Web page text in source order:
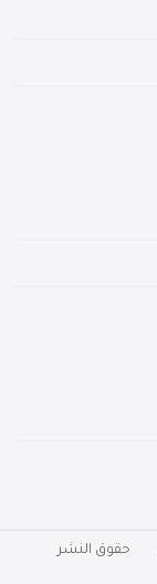
حقوق النشر